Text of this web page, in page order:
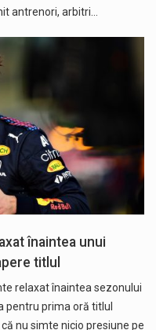
antrenori, arbitri…
înaintea unui
titlul
relaxat înaintea sezonului
pentru prima oră titlul
nu simte nicio presiune pe